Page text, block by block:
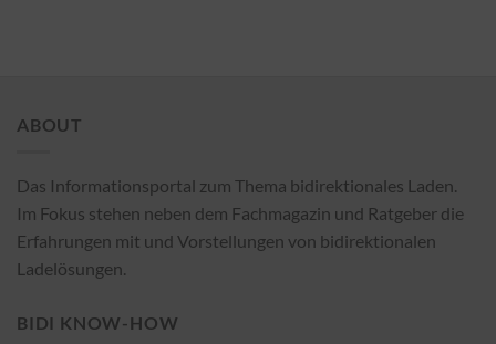
ABOUT
Das Informationsportal zum Thema bidirektionales Laden.
Im Fokus stehen neben dem Fachmagazin und Ratgeber die
Erfahrungen mit und Vorstellungen von bidirektionalen
Ladelösungen.
BIDI KNOW-HOW